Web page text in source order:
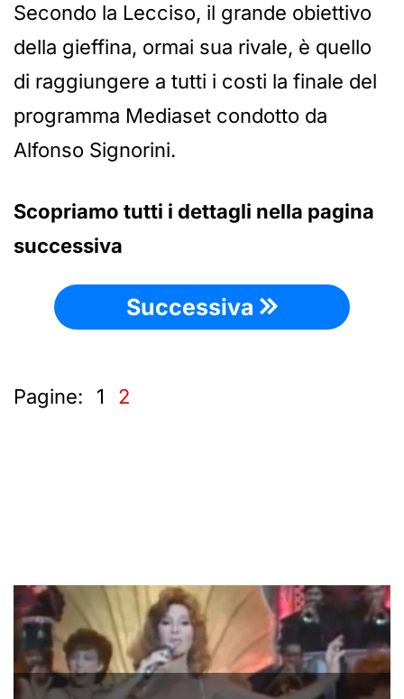
Secondo la Lecciso, il grande obiettivo
della gieffina, ormai sua rivale, è quello
di raggiungere a tutti i costi la finale del
programma Mediaset condotto da
Alfonso Signorini.
Scopriamo tutti i dettagli nella pagina
successiva
Successiva
Pagine: 1 2